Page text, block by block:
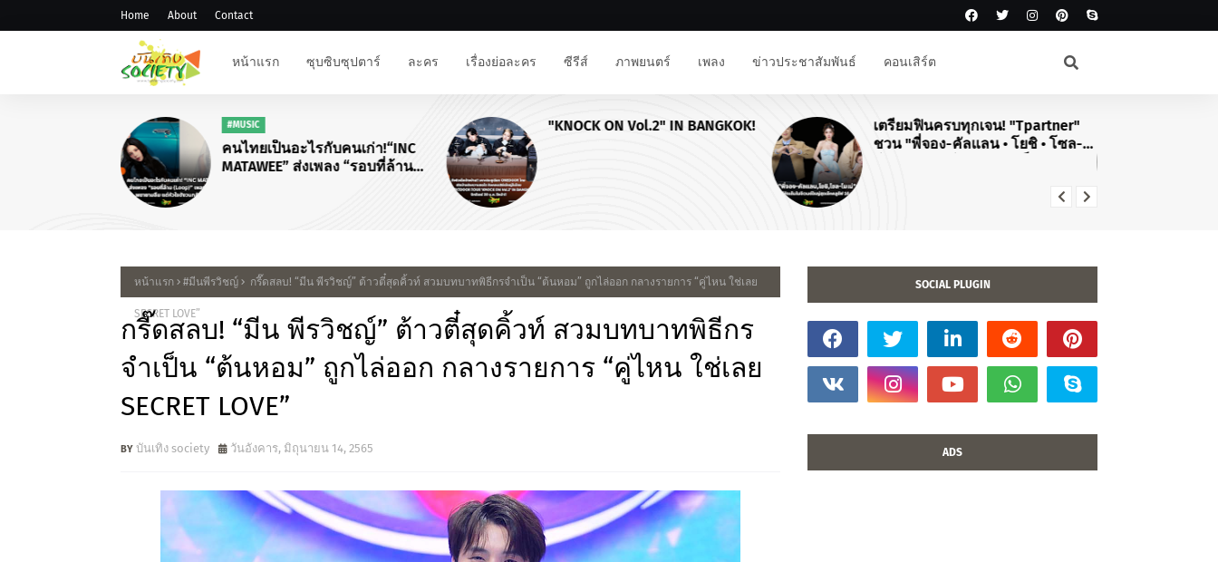
Home About Contact
หน้าแรก ซุบซิบซุปตาร์ ละคร เรื่องย่อละคร ซีรีส์ ภาพยนตร์ เพลง ข่าวประชาสัมพันธ์ คอนเสิร์ต
#MUSIC
คนไทยเป็นอะไรกับคนเก่า!“INC
MATAWEE” ส่งเพลง “รอบที่ล้าน
"KNOCK ON Vol.2" IN BANGKOK!
เตรียมฟินครบทุกเจน! "Tpartner"
ชวน "พี่จอง-คัลแลน • โยชิ • โซล-
หน้าแรก #มีนพีรวิชญ์ กรี๊ดสลบ! “มีน พีรวิชญ์” ต้าวตี๋สุดคิ้วท์ สวมบทบาทพิธีกรจำเป็น “ต้นหอม” ถูกไล่ออก กลางรายการ “คู่ไหน ใช่เลย
SECRET LOVE”
กรี๊ดสลบ! “มีน พีรวิชญ์” ต้าวตี๋สุดคิ้วท์ สวมบทบาทพิธีกร
จำเป็น “ต้นหอม” ถูกไล่ออก กลางรายการ “คู่ไหน ใช่เลย
SECRET LOVE”
บันเทิง society วันอังคาร, มิถุนายน 14, 2565
SOCIAL PLUGIN
ADS